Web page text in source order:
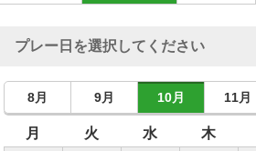
プレー日を選択してください
8月 9月 10月 11月
月 火 水 木